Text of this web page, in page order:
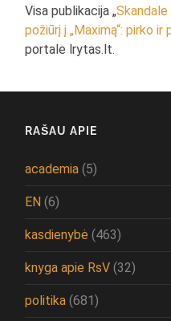
Visa publikacija „
požiūrį į „Maximą“: pirko ir
portale lrytas.lt.
RAŠAU APIE
academia (5)
EN (6)
kasdienybė (463)
knyga apie RsV (32)
politika (681)